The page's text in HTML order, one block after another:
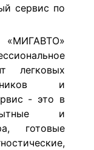
сервис по
легковых
и
- это в
и
готовые